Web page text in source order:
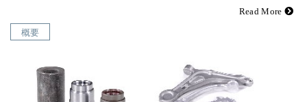
Read More
概要